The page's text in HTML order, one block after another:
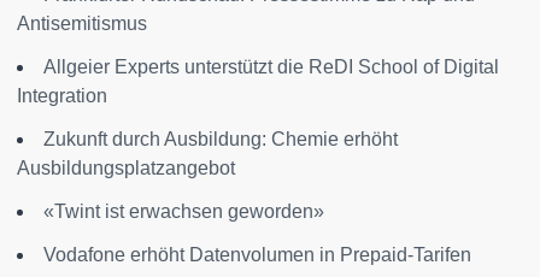
Antisemitismus
Allgeier Experts unterstützt die ReDI School of Digital
Integration
Zukunft durch Ausbildung: Chemie erhöht
Ausbildungsplatzangebot
«Twint ist erwachsen geworden»
Vodafone erhöht Datenvolumen in Prepaid-Tarifen